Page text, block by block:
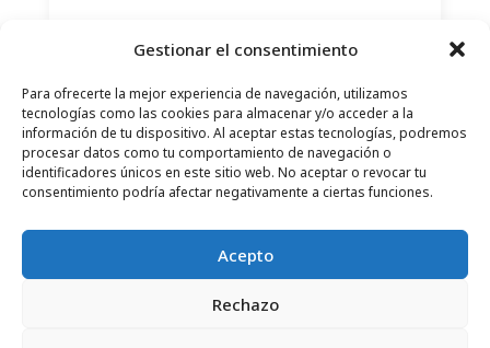
Gestionar el consentimiento
Para ofrecerte la mejor experiencia de navegación, utilizamos
tecnologías como las cookies para almacenar y/o acceder a la
información de tu dispositivo. Al aceptar estas tecnologías, podremos
procesar datos como tu comportamiento de navegación o
identificadores únicos en este sitio web. No aceptar o revocar tu
consentimiento podría afectar negativamente a ciertas funciones.
Acepto
Rechazo
CONTACTO–AVISO LEGAL–PÁGINA DEL LECTOR
SUSCRIPCIÓN AL BOLETÍN INFORMATIVO